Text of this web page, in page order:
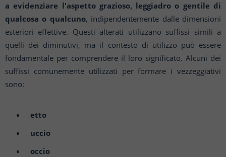
a evidenziare l'aspetto grazioso, leggiadro o gentile di
qualcosa o qualcuno, indipendentemente dalle dimensioni
esteriori effettive. Questi alterati utilizzano suffissi simili a
quelli dei diminutivi, ma il contesto di utilizzo può essere
fondamentale per comprendere il loro significato. Alcuni dei
suffissi comunemente utilizzati per formare i vezzeggiativi
sono:
etto
uccio
occio